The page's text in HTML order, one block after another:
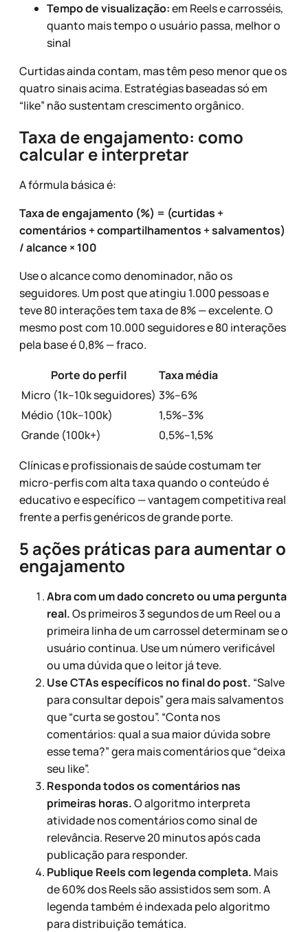
Tempo de visualização:em Reels e carrosséis,
quanto mais tempo o usuário passa, melhor o
sinal
Curtidas ainda contam, mas têm peso menor que os
quatro sinais acima. Estratégias baseadas só em
“like” não sustentam crescimento orgânico.
Taxa de engajamento: como
calcular e interpretar
A fórmula básica é:
Taxa de engajamento (%) = (curtidas +
comentários + compartilhamentos + salvamentos)
/ alcance × 100
Use o alcance como denominador, não os
seguidores. Um post que atingiu 1.000 pessoas e
teve 80 interações tem taxa de 8% — excelente. O
mesmo post com 10.000 seguidores e 80 interações
pela base é 0,8% — fraco.
Porte do perfil
Taxa média
Micro (1k–10k seguidores) 3%–6%
Médio (10k–100k)
1,5%–3%
Grande (100k+)
0,5%–1,5%
Clínicas e profissionais de saúde costumam ter
micro-perfis com alta taxa quando o conteúdo é
educativo e específico — vantagem competitiva real
frente a perfis genéricos de grande porte.
5 ações práticas para aumentar o
engajamento
Abra com um dado concreto ou uma pergunta
real.Os primeiros 3 segundos de um Reel ou a
primeira linha de um carrossel determinam se o
usuário continua. Use um número verificável
ou uma dúvida que o leitor já teve.
Use CTAs específicos no final do post. “Salve
para consultar depois” gera mais salvamentos
que “curta se gostou”. “Conta nos
comentários: qual a sua maior dúvida sobre
esse tema?” gera mais comentários que “deixa
seu like”.
Responda todos os comentários nas
primeiras horas.O algoritmo interpreta
atividade nos comentários como sinal de
relevância. Reserve 20 minutos após cada
publicação para responder.
Publique Reels com legenda completa. Mais
de 60% dos Reels são assistidos sem som. A
legenda também é indexada pelo algoritmo
para distribuição temática.